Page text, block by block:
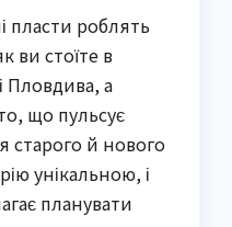
пласти роблять
ви стоїте в
Пловдива, а
що пульсує
й нового
унікальною, і
планувати